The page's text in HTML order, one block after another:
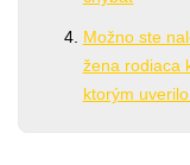
Možno ste
žena rodiaca
ktorým